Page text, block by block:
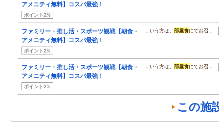
アメニティ無料】コスパ最強！
ポイント2%
ファミリー・推し活・スポーツ観戦【朝食・
アメニティ無料】コスパ最強！
ポイント2%
…いう方は、 部屋食にてお召…
ファミリー・推し活・スポーツ観戦【朝食・
アメニティ無料】コスパ最強！
ポイント2%
…いう方は、 部屋食にてお召…
この施